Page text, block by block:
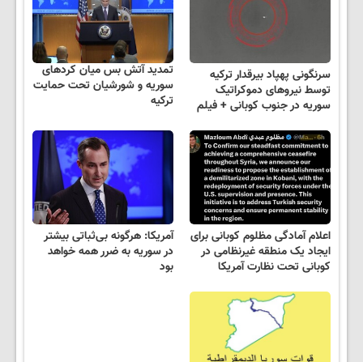
سرنگونی پهپاد بیرقدار ترکیه
توسط نیروهای دموکراتیک
سوریه در جنوب کوبانی + فیلم
تمدید آتش بس میان کردهای
سوریه و شورشیان تحت حمایت
ترکیه
اعلام آمادگی مظلوم کوبانی برای
ایجاد یک منطقه غیرنظامی در
کوبانی تحت نظارت آمریکا
آمریکا: هرگونه بی‌ثباتی بیشتر
در سوریه به ضرر همه خواهد
بود